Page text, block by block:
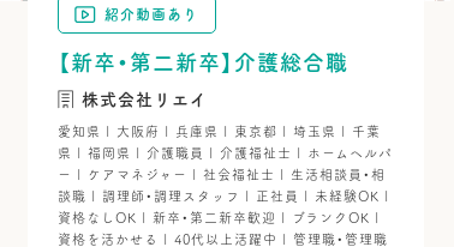
紹介動画あり
【新卒・第二新卒】介護総合職
株式会社リエイ
愛知県 | 大阪府 | 兵庫県 | 東京都 | 埼玉県 | 千葉
県 | 福岡県 | 介護職員 | 介護福祉士 | ホームヘルパ
ー | ケアマネジャー | 社会福祉士 | 生活相談員・相
談職 | 調理師・調理スタッフ | 正社員 | 未経験OK |
資格なしOK | 新卒・第二新卒歓迎 | ブランクOK |
資格を活かせる | 40代以上活躍中 | 管理職・管理職